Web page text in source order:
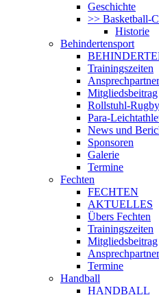
Geschichte
>> Basketball-
Historie
Behindertensport
Trainingszeiten
Ansprechpartner
Mitgliedsbeitrag
Rollstuhl-Rugby
Para-
News und
Sponsoren
Galerie
Termine
Fechten
FECHTEN
AKTUELLES
Übers Fechten
Trainingszeiten
Mitgliedsbeitrag
Ansprechpartner
Termine
Handball
HANDBALL